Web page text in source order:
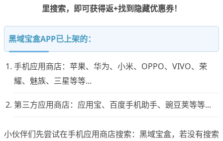
里搜索，即可获得返+找到隐藏优惠券！
黑域宝盒APP已上架的：
手机应用商店：苹果、华为、小米、OPPO、VIVO、荣
耀、魅族、三星等等...
第三方应用商店：应用宝、百度手机助手、豌豆荚等等...
小伙伴们先尝试在手机应用商店搜索：黑域宝盒，若没有搜索